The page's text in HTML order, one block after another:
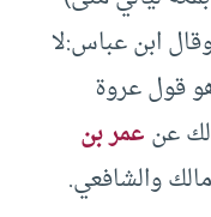
ابن عباس:لا
قول عروة
عنعمر بن
والشافعي.